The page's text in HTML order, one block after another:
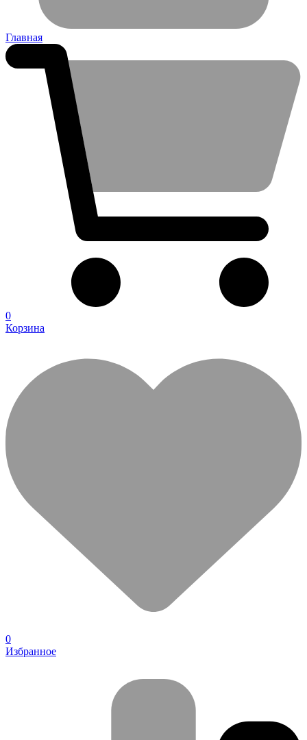
Главная
0
Корзина
0
Избранное